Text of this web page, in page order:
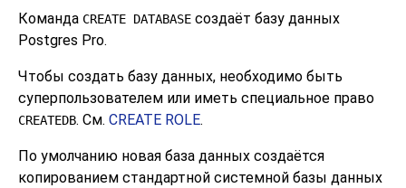
Команда CREATE DATABASE создаёт базу данных
Postgres Pro.
Чтобы создать базу данных, необходимо быть
суперпользователем или иметь специальное право
CREATEDB. См. CREATE ROLE.
По умолчанию новая база данных создаётся
копированием стандартной системной базы данных